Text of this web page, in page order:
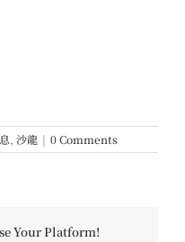
, 沙龍 | 0 Comments
Your Platform!